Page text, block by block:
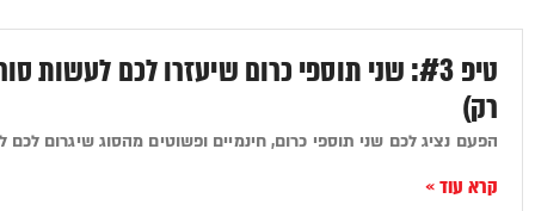
טיפ #3: שני תוספי כרום שיעזרו לכם
רק)
הפעם נציג לכם שני תוספי כרום, חינמיים ופשוטים מהסוג שיגרום
קרא עוד »